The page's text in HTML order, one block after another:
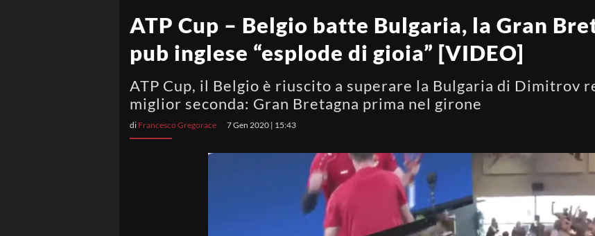
ATP Cup – Belgio batte Bulgaria, la Gran
pub inglese “esplode di gioia” [VIDEO]
ATP Cup, il Belgio è riuscito a superare la Bulgaria di Dimitrov
miglior seconda: Gran Bretagna prima nel girone
di Francesco Gregorace 7 Gen 2020 | 15:43